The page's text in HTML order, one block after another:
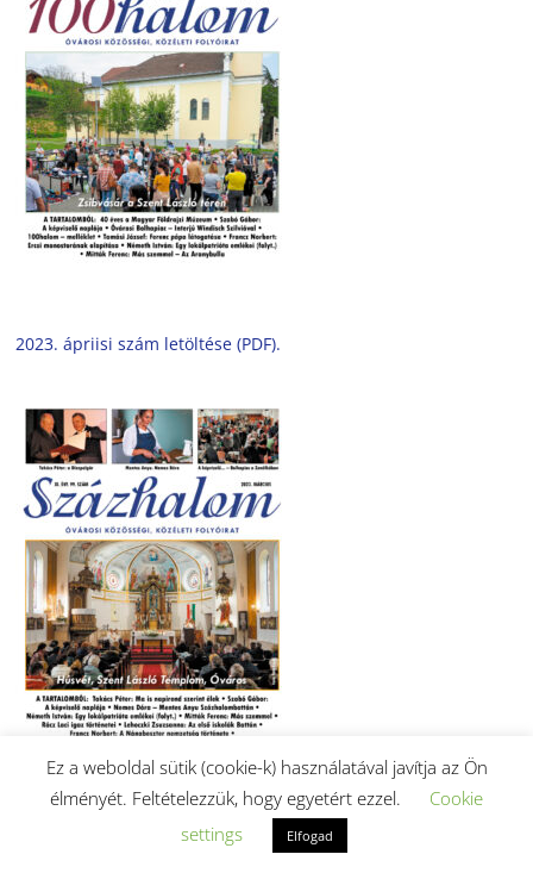
2023. ápriisi szám letöltése (PDF).
2023. márciusi szám letöltése (PDF).
Ez a weboldal sütik (cookie-k) használatával javítja az Ön
élményét. Feltételezzük, hogy egyetért ezzel.
Cookie
settings
Elfogad